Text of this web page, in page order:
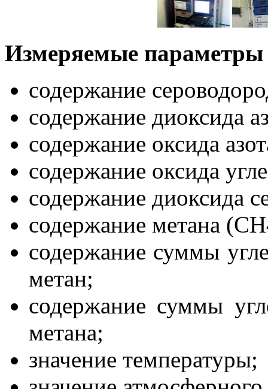
Измеряемые параметры
содержание
содержание диоксида
содержание оксида
содержание оксида
содержание диоксида
содержание метана
содержание суммы
метан;
содержание суммы
метана;
значение температуры;